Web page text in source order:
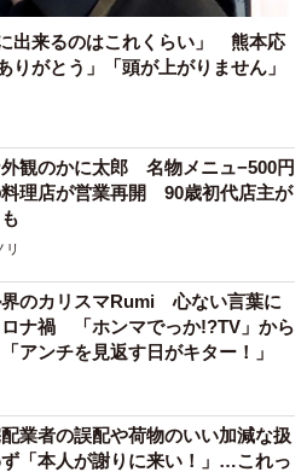
出来るのはこれくらい」 熊本応
りがとう」「頭が上がりません」
観のかに太郎 名物メニュ−500円
理店が営業再開 90歳初代店主が
リ
のカリスマRumi 心ない言葉に
ナ禍 「ホンマでっか!?TV」から
アンチを見返す日がキター！」
配業者の誤配や荷物のいい加減な扱
「本人が謝りに来い！」…これっ